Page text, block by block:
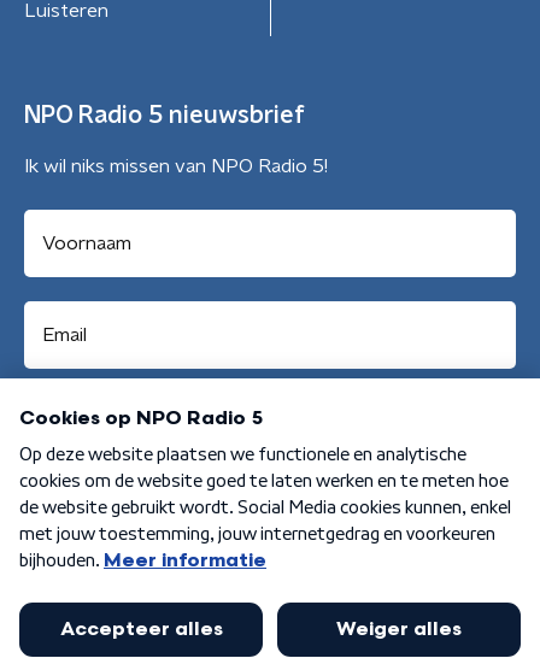
Luisteren
NPO Radio 5 nieuwsbrief
Ik wil niks missen van NPO Radio 5!
Aanmelden
Algemene voorwaarden